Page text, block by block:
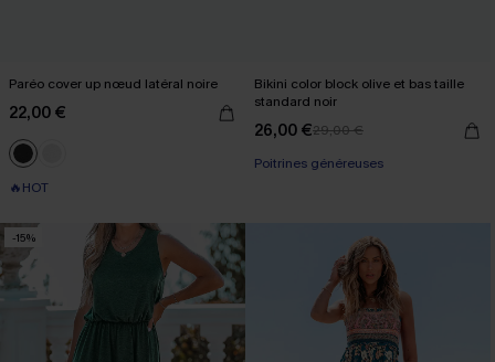
Paréo cover up nœud latéral noire
22,00 €
🔥HOT
Bikini color block olive et bas taille
standard noir
26,00 €29,00 €
Poitrines généreuses
-15%